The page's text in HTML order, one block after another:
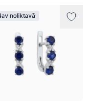
noliktavā